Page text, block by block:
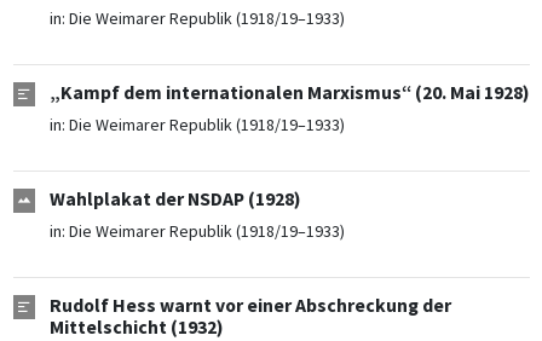
in: Die Weimarer Republik (1918/19–1933)
„Kampf dem internationalen Marxismus“ (20. Mai 1928)
in: Die Weimarer Republik (1918/19–1933)
Wahlplakat der NSDAP (1928)
in: Die Weimarer Republik (1918/19–1933)
Rudolf Hess warnt vor einer Abschreckung der
Mittelschicht (1932)